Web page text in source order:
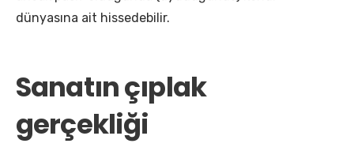
dünyasına ait hissedebilir.
​Sanatın çıplak
gerçekliği